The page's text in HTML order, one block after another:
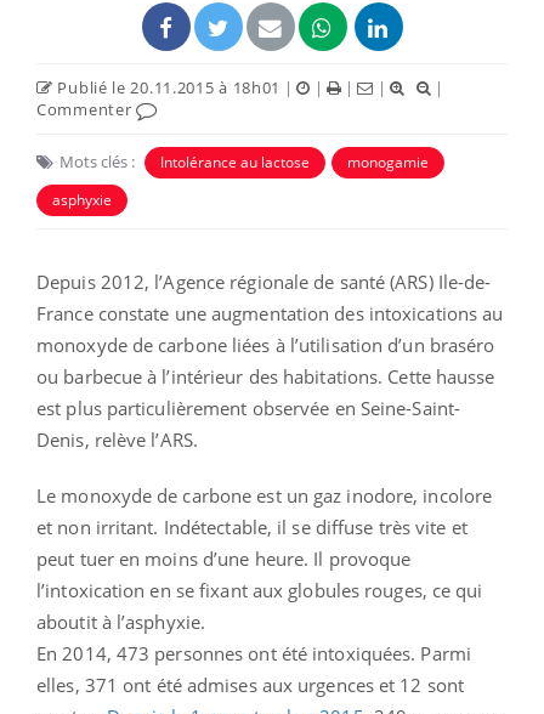
Publié le 20.11.2015 à 18h01 | | | |
|
Commenter
Mots clés : Intolérance au lactose
monogamie
asphyxie
Depuis 2012, l’Agence régionale de santé (ARS) Ile-de-
France constate une augmentation des intoxications au
monoxyde de carbone liées à l’utilisation d’un braséro
ou barbecue à l’intérieur des habitations. Cette hausse
est plus particulièrement observée en Seine-Saint-
Denis, relève l’ARS.
Le monoxyde de carbone est un gaz inodore, incolore
et non irritant. Indétectable, il se diffuse très vite et
peut tuer en moins d’une heure. Il provoque
l’intoxication en se fixant aux globules rouges, ce qui
aboutit à l’asphyxie.
En 2014, 473 personnes ont été intoxiquées. Parmi
elles, 371 ont été admises aux urgences et 12 sont